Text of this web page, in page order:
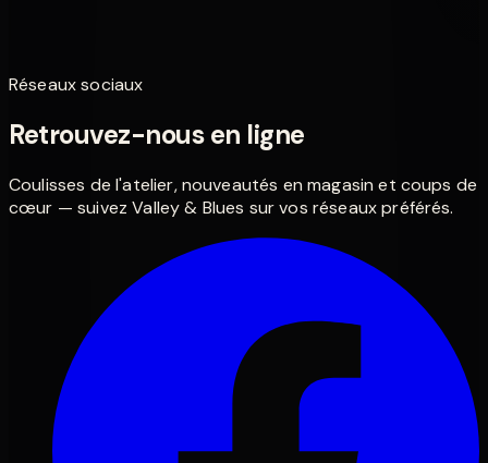
Réseaux sociaux
Retrouvez-nous en ligne
Coulisses de l'atelier, nouveautés en magasin et coups de
cœur — suivez Valley & Blues sur vos réseaux préférés.